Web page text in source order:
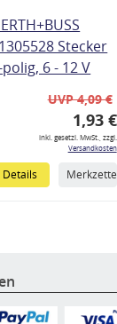
Stecker
6 - 12 V
UVP 4,09 €
1,93 €
inkl. gesetzl. MwSt., zzgl.
Versandkosten
Details